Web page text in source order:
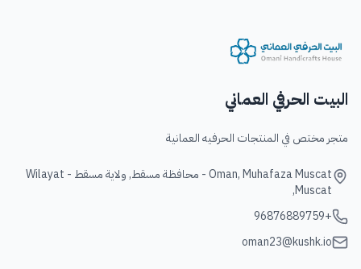
البيت الحرفي العماني
متجر مختص في المنتجات الحرفيه العمانية
Oman, Muhafaza Muscat - محافظة مسقط, ولاية مسقط - Wilayat
Muscat,
+96876889759
oman23@kushk.io